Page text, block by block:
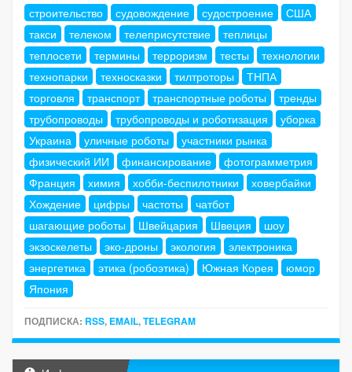
строительство
судовождение судостроение
США
такси
телеком телеприсутствие
теплицы
теплосети
термины терроризм тесты
технологии
технопарки
техносказки тилтроторы
ТНПА
торговля
транспорт транспортные роботы
тренды
трубопроводы
трубопроводы и роботизация
уборка
Украина
уличные роботы
участники рынка
физический ИИ
финансирование
фотограмметрия
Франция
химия хобби-беспилотники
ховербайки
Хождение
цифры частоты
чатбот
шагающие роботы
Швейцария Швеция
шоу
экзоскелеты
эко-дроны экология
электроника
энергетика
этика (робоэтика) Южная Корея
юмор
Япония
ПОДПИСКА: RSS, EMAIL,TELEGRAM